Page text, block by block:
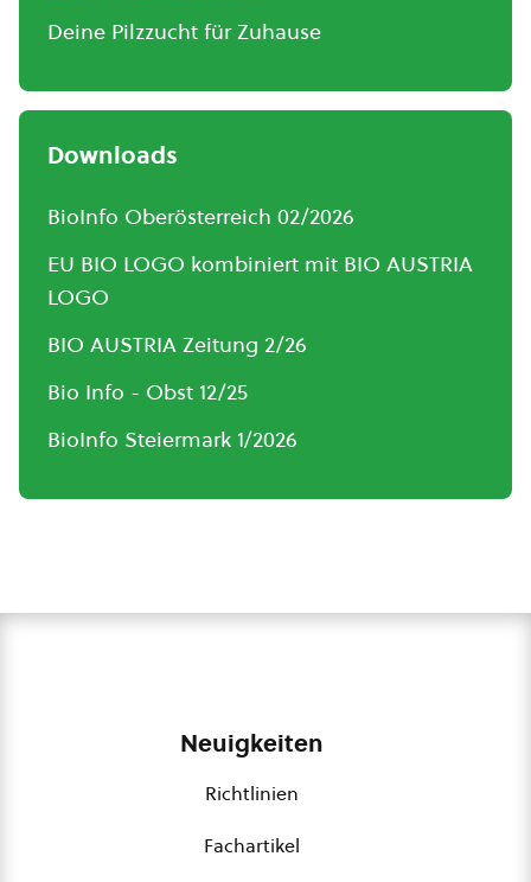
Deine Pilzzucht für Zuhause
Downloads
BioInfo Oberösterreich 02/2026
EU BIO LOGO kombiniert mit BIO AUSTRIA
LOGO
BIO AUSTRIA Zeitung 2/26
Bio Info - Obst 12/25
BioInfo Steiermark 1/2026
Neuigkeiten
Richtlinien
Fachartikel